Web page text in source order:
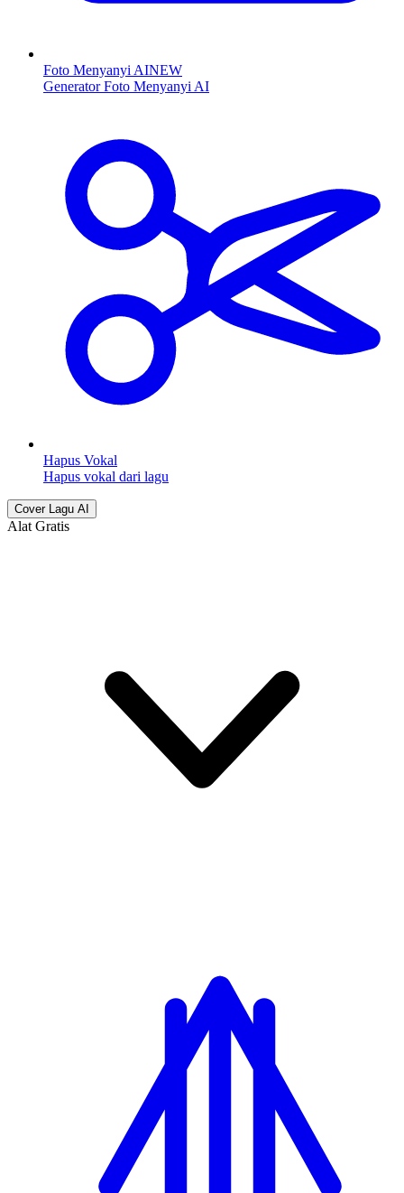
Foto Menyanyi AINEW
Generator Foto Menyanyi AI
Hapus Vokal
Hapus vokal dari lagu
Cover Lagu AI
Alat Gratis